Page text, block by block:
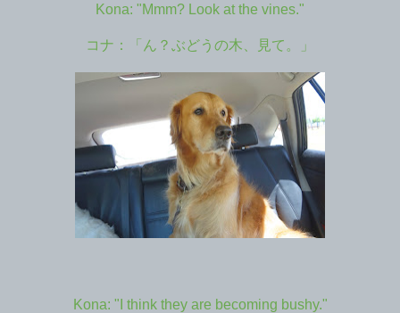
Kona: "Mmm? Look at the vines."
コナ：「ん？ぶどうの木、見て。」
Kona: "I think they are becoming bushy."